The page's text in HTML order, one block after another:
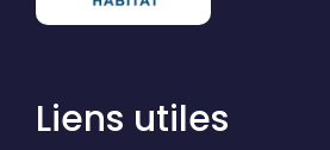
Liens utiles